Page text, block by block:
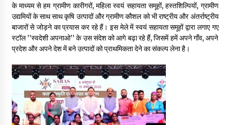
के माध्यम से हम ग्रामीण कारीगरों, महिला स्वयं सहायता समूहों, हस्तशिल्पियों, ग्रामीण
उद्यमियों के साथ साथ कृषि उत्पादों और ग्रामीण कौशल को भी राष्ट्रीय और अंतर्राष्ट्रीय
बाजारों से जोड़ने का प्रयास कर रहे हैं। इस मेले में स्वयं सहायता समूहों द्वारा लगाए गए
स्टॉल ’’स्वदेशी अपनाओ’’ के उस संदेश को आगे बढ़ा रहे हैं, जिसमें हमें अपने गाँव, अपने
प्रदेश और अपने देश में बने उत्पादों को प्राथमिकता देने का संकल्प लेना है।